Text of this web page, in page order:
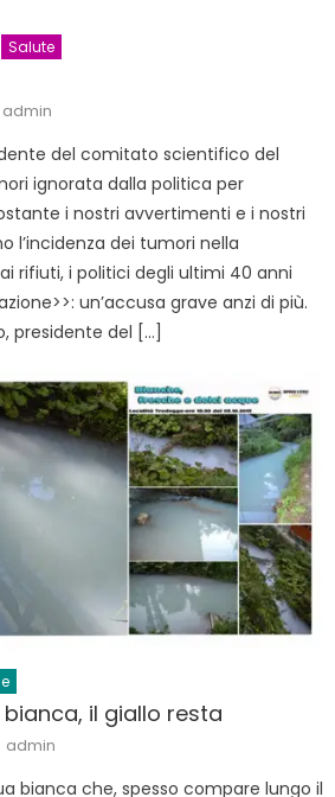
Salute
Author
admin
del comitato scientifico del
ignorata dalla politica per
i nostri avvertimenti e i nostri
l’incidenza dei tumori nella
rifiuti, i politici degli ultimi 40 anni
un’accusa grave anzi di più.
presidente del […]
il giallo resta
Author
admin
bianca che, spesso compare lungo il